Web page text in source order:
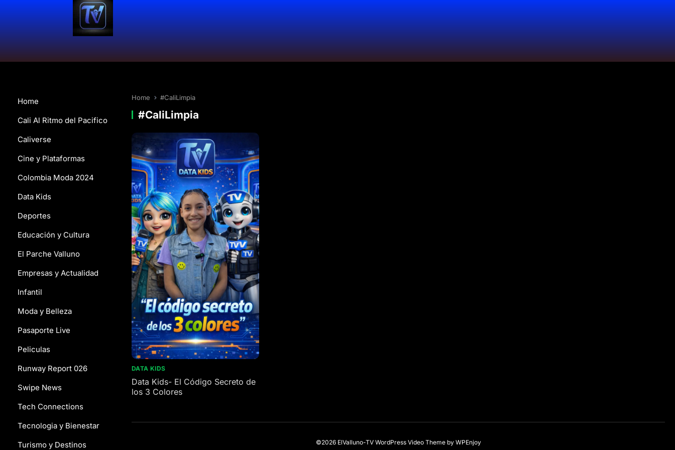
Home
Cali Al Ritmo del Pacifico
Caliverse
Cine y Plataformas
Colombia Moda 2024
Data Kids
Deportes
Educación y Cultura
El Parche Valluno
Empresas y Actualidad
Infantil
Moda y Belleza
Pasaporte Live
Peliculas
Runway Report 026
Swipe News
Tech Connections
Tecnologia y Bienestar
Turismo y Destinos
Home #CaliLimpia
#CaliLimpia
DATA KIDS
Data Kids- El Código Secreto de
los 3 Colores
©2026 ElValluno-TV WordPress Video Themeby WPEnjoy